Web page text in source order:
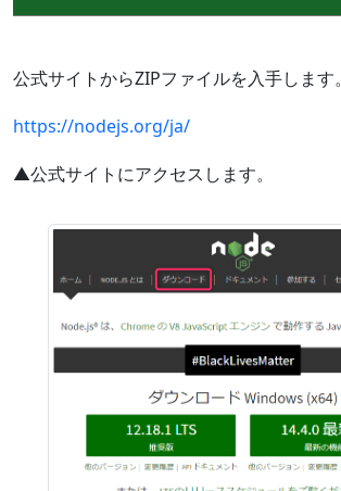
公式サイトからZIPファイルを入手します。
https://nodejs.org/ja/
▲公式サイトにアクセスします。